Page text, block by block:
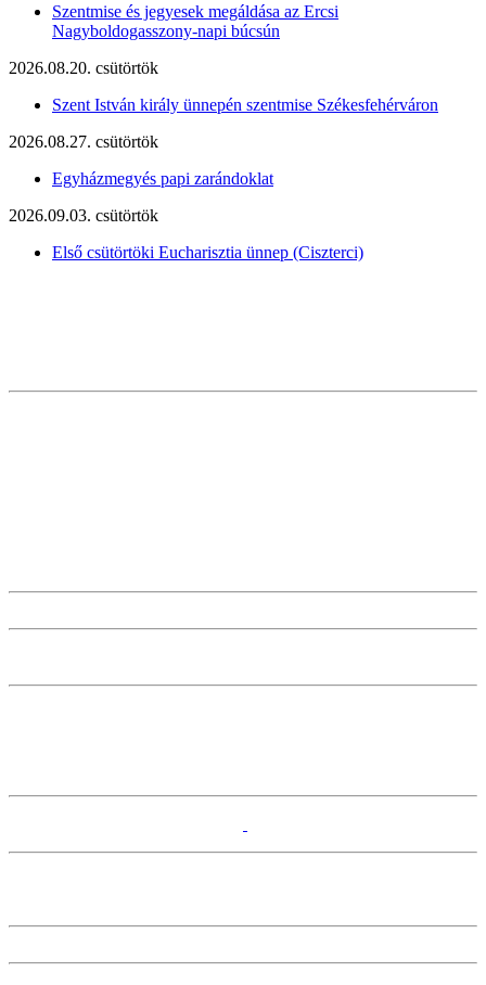
Szentmise és jegyesek megáldása az Ercsi
Nagyboldogasszony-napi búcsún
2026.08.20. csütörtök
Szent István király ünnepén szentmise Székesfehérváron
2026.08.27. csütörtök
Egyházmegyés papi zarándoklat
2026.09.03. csütörtök
Első csütörtöki Eucharisztia ünnep (Ciszterci)